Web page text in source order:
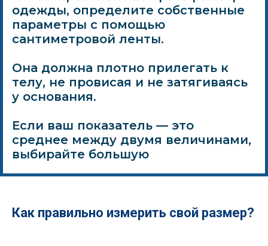
одежды, определите собственные
параметры с помощью
сантиметровой ленты.
Она должна плотно прилегать к
телу, не провисая и не затягиваясь
у основания.
Если ваш показатель — это
среднее между двумя величинами,
выбирайте большую
Как правильно измерить свой размер?